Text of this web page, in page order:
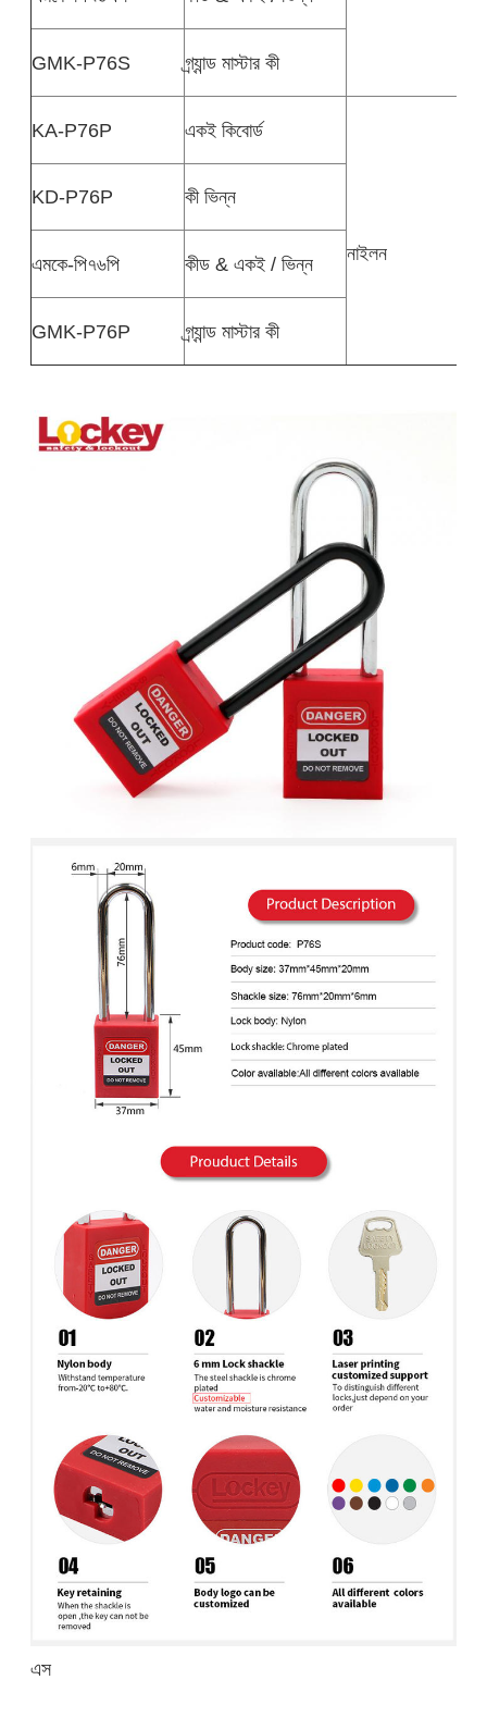
GMK-P76S গ্র্যান্ড মাস্টার কী
KA-P76P একই কিবোর্ড
নাইলন
KD-P76P কী ভিন্ন
এমকে-পি৭৬পি কীড & একই / ভিন্ন
GMK-P76P গ্র্যান্ড মাস্টার কী
এস